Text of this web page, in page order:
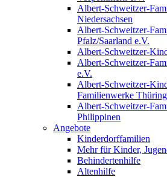
Albert-Schweitzer-
Niedersachsen
Albert-Schweitzer-
Pfalz/Saarland e.V.
Albert-Schweitzer-
Albert-Schweitzer-
e.V.
Albert-Schweitzer-
Familienwerke
Albert-Schweitzer-
Philippinen
Angebote
Kinderdorffamilien
Mehr für Kinder,
Behindertenhilfe
Altenhilfe